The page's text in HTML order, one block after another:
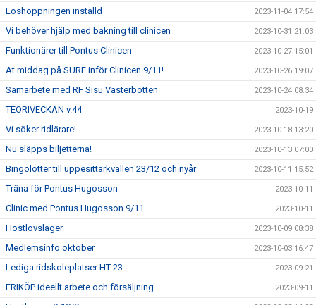
Löshoppningen inställd 2023-11-04 17:54
Vi behöver hjälp med bakning till clinicen 2023-10-31 21:03
Funktionärer till Pontus Clinicen 2023-10-27 15:01
Ät middag på SURF inför Clinicen 9/11! 2023-10-26 19:07
Samarbete med RF Sisu Västerbotten 2023-10-24 08:34
TEORIVECKAN v.44 2023-10-19
Vi söker ridlärare! 2023-10-18 13:20
Nu släpps biljetterna! 2023-10-13 07:00
Bingolotter till uppesittarkvällen 23/12 och nyår 2023-10-11 15:52
Träna för Pontus Hugosson 2023-10-11
Clinic med Pontus Hugosson 9/11 2023-10-11
Höstlovsläger 2023-10-09 08:38
Medlemsinfo oktober 2023-10-03 16:47
Lediga ridskoleplatser HT-23 2023-09-21
FRIKÖP ideellt arbete och försäljning 2023-09-11